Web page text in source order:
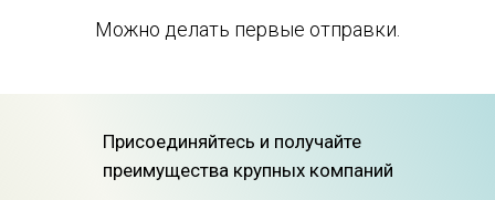
Можно делать первые отправки.
Присоединяйтесь и получайте
преимущества крупных компаний